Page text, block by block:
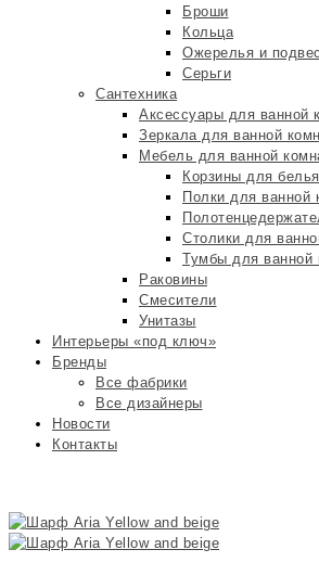
Броши
Кольца
Ожерелья и
Серьги
Сантехника
Аксессуары для ванной
Зеркала для ванной
Мебель для ванной
Корзины для белья
Полки для ванной
Столики для
Тумбы для ванной
Раковины
Смесители
Унитазы
Интерьеры «под ключ»
Бренды
Все фабрики
Все дизайнеры
Новости
Контакты